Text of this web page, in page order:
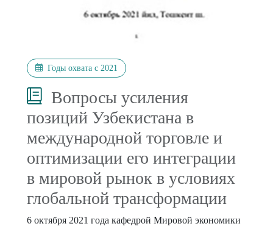
Годы охвата с 2021
Вопросы усиления
позиций Узбекистана в
международной торговле и
оптимизации его интеграции
в мировой рынок в условиях
глобальной трансформации
6 октября 2021 года кафедрой Мировой экономики